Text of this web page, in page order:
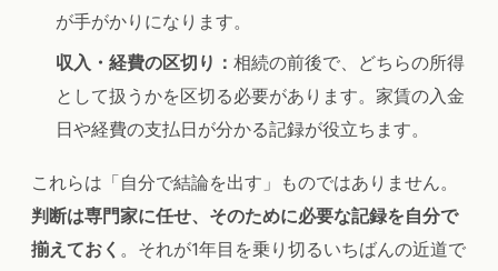
が手がかりになります。
収入・経費の区切り： 相続の前後で、どちらの所得
として扱うかを区切る必要があります。家賃の入金
日や経費の支払日が分かる記録が役立ちます。
これらは「自分で結論を出す」ものではありません。
判断は専門家に任せ、そのために必要な記録を自分で
揃えておく 。それが1年目を乗り切るいちばんの近道で